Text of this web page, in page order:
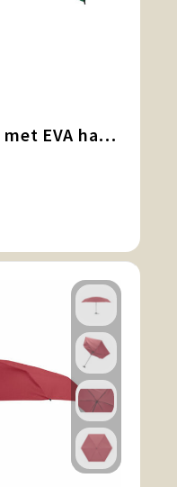
Yfke 30" golfparaplu met EVA handvat